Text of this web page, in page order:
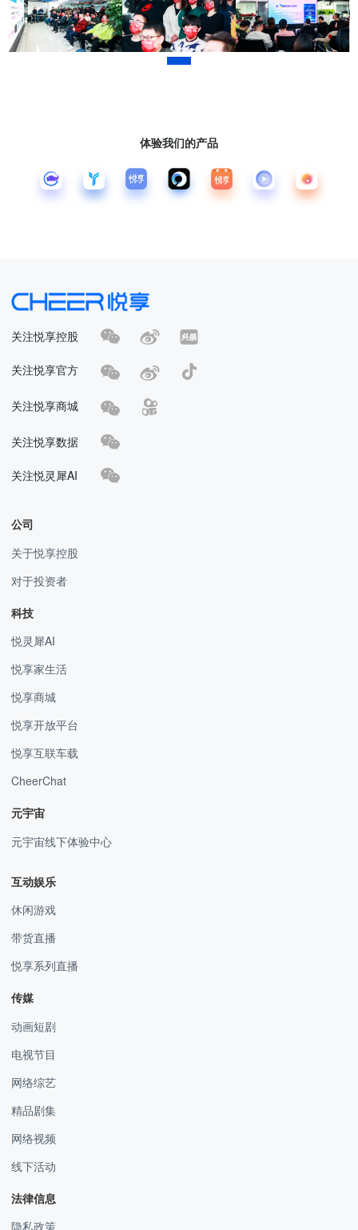
体验我们的产品
关注悦享控股
关注悦享官方
关注悦享商城
关注悦享数据
关注悦灵犀AI
公司
关于悦享控股
对于投资者
科技
悦灵犀AI
悦享家生活
悦享商城
悦享开放平台
悦享互联车载
CheerChat
元宇宙
元宇宙线下体验中心
互动娱乐
休闲游戏
带货直播
悦享系列直播
传媒
动画短剧
电视节目
网络综艺
精品剧集
网络视频
线下活动
法律信息
隐私政策